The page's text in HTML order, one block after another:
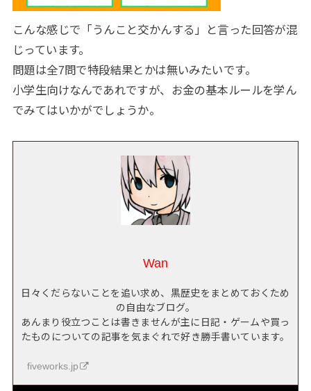
こんな感じで「うんこと交かんする」と言った回答が混
じっています。
問題は全7問で特段結果とかは無いみたいです。
小学生向けなんであれですが、お金の基本ルールを学ん
でみてはいかがでしょうか。
Wan
日々くだらないことを追い求め、黒歴史をまとめておくため
の自由なブログ。
あんまり役立つことは書きませんが主に日記・ゲームや買っ
たものについての記事を気まぐれで好き勝手書いています。
fiveworks.jp